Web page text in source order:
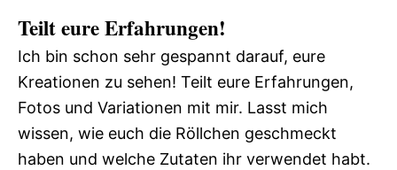
Teilt eure Erfahrungen!
Ich bin schon sehr gespannt darauf, eure
Kreationen zu sehen! Teilt eure Erfahrungen,
Fotos und Variationen mit mir. Lasst mich
wissen, wie euch die Röllchen geschmeckt
haben und welche Zutaten ihr verwendet habt.